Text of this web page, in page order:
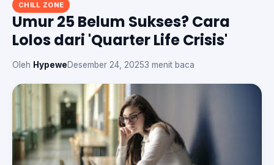
CHILL ZONE
Umur 25 Belum Sukses? Cara
Lolos dari 'Quarter Life Crisis'
Oleh HypeweDesember 24, 20253 menit baca